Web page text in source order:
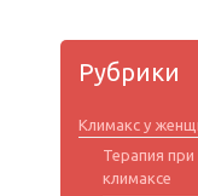
Рубрики
Климакс у
Терапия при
климаксе